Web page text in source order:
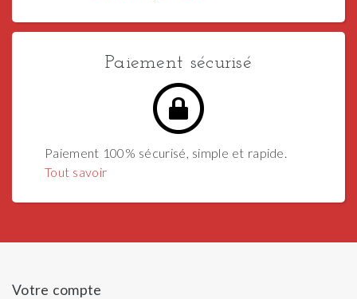
Paiement sécurisé
Paiement 100% sécurisé, simple et rapide.
Tout savoir
Votre compte